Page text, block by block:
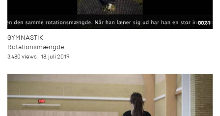
00:31
GYMNASTIK
Rotationsmængde
3.480 views 18. juli 2019